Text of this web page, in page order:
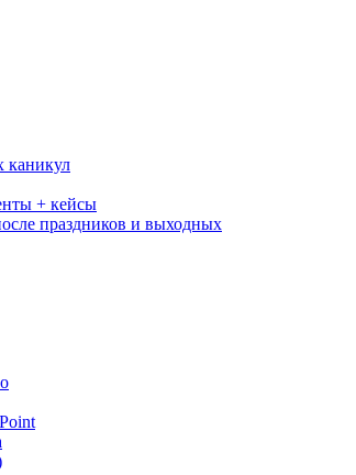
каникул
+ кейсы
праздников и выходных